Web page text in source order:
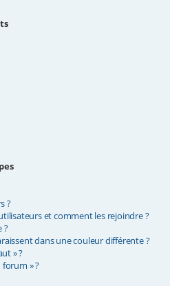
?
et comment les rejoindre ?
?
dans une couleur différente ?
» ?
forum » ?